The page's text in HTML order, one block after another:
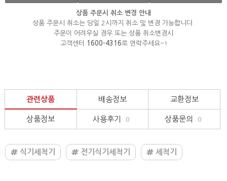
상품 주문시 취소 변경 안내
상품 주문시 취소는 당일 2시까지 취소 및 변경 가능합니다.
주문이 어려우실 경우 또는 상품 취소변경시
고객센터
1600-4316로 연락주세요~!
관련상품 배송정보 교환정보
상품정보 사용후기 0 상품문의 0
식기세척기 전기식기세척기 세척기